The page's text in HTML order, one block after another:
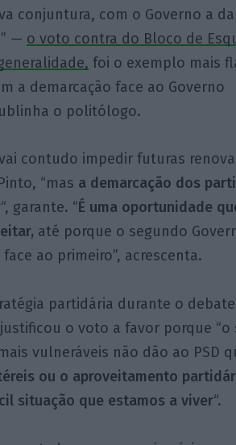
conjuntura, com o Governo a
— o voto contra do Bloco de
foi o exemplo mais
a demarcação face ao Governo
o politólogo.
contudo impedir futuras
“mas a demarcação dos
“, garante. “É uma oportunidade
até porque o segundo
ao primeiro”, acrescenta.
partidária durante o
o voto a favor porque “o
vulneráveis não dão ao PSD
ou o aproveitamento
situação que estamos a viver“.